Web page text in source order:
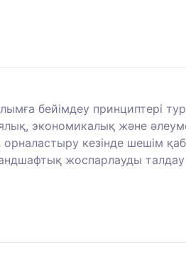
бейімдеу принциптері
экономикалық және
кезінде шешім
жоспарлауды талдау